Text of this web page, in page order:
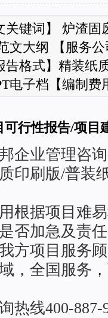
关键词】 炉渣
文大纲 【服务
告格式】精装纸
电子档【编制费
行性报告/项目
企业管理咨
印刷版/普装
根据项目难
否加急及责
方项目服务
，全国服务
热线400-